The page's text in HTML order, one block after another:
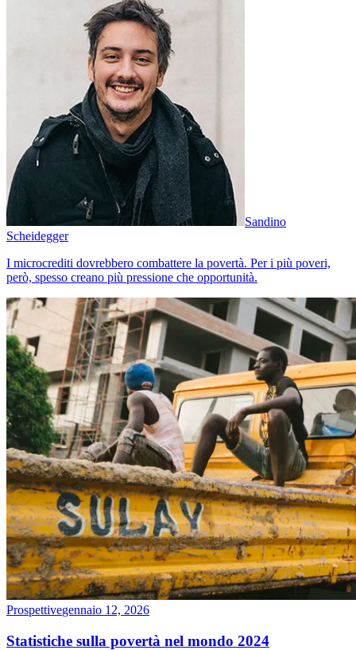
Sandino
Scheidegger
I microcrediti dovrebbero combattere la povertà. Per i più poveri,
però, spesso creano più pressione che opportunità.
Prospettivegennaio 12, 2026
Statistiche sulla povertà nel mondo 2024